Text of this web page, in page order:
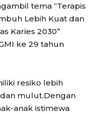
tema “Terapis
Lebih Kuat dan
Karies 2030”
ke 29 tahun
resiko lebih
mulut.Dengan
anak istimewa